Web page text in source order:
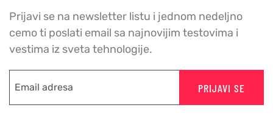
Prijavi se na newsletter listu i jednom nedeljno
cemo ti poslati email sa najnovijim testovima i
vestima iz sveta tehnologije.
PRIJAVI SE